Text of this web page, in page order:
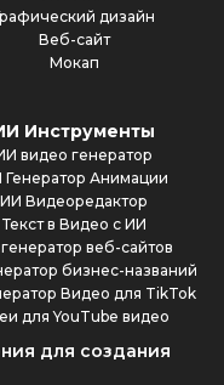
дизайн
Веб-сайт
Мокап
Инструменты
видео генератор
Генератор Анимации
ИИ Видеоредактор
Текст в Видео с ИИ
веб-сайтов
бизнес-названий
Видео для TikTok
для YouTube видео
для создания